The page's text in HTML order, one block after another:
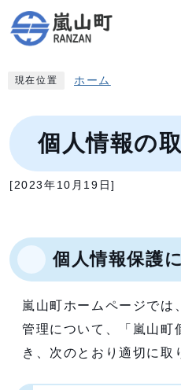
現在位置 ホーム
個人情報の
[2023年10月19日]
個人情報保護
嵐山町ホームページでは
管理について、「嵐山町
き、次のとおり適切に取